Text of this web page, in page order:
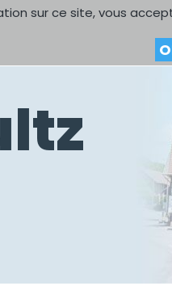
sur ce site, vous